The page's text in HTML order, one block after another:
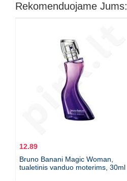
Rekomenduojame Jums:
12.89
Bruno Banani Magic Woman,
tualetinis vanduo moterims, 30ml